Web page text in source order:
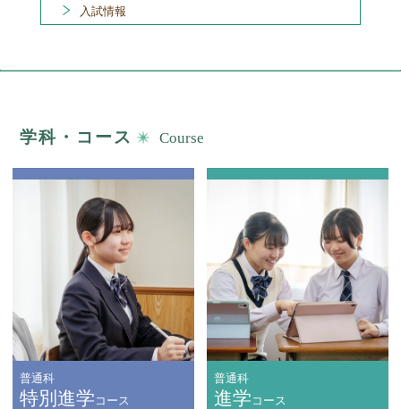
入試情報
学科・コース Course
普通科
特別進学 コース
普通科
進学 コース